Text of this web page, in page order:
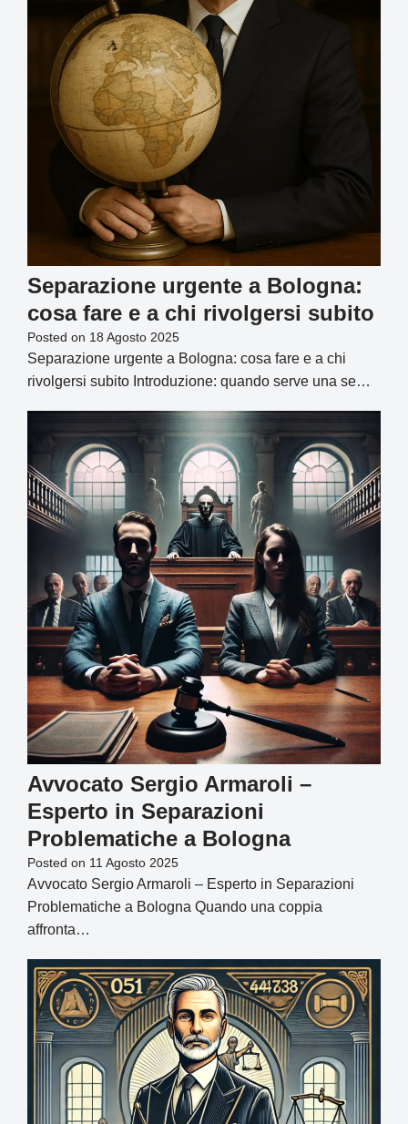
Separazione urgente a Bologna:
cosa fare e a chi rivolgersi subito
Posted on 18 Agosto 2025
Separazione urgente a Bologna: cosa fare e a chi
rivolgersi subito Introduzione: quando serve una se…
Avvocato Sergio Armaroli –
Esperto in Separazioni
Problematiche a Bologna
Posted on 11 Agosto 2025
Avvocato Sergio Armaroli – Esperto in Separazioni
Problematiche a Bologna Quando una coppia
affronta…